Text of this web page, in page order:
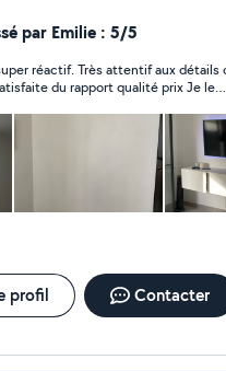
par Emilie : 5/5
réactif. Très attentif aux détails
du rapport qualité prix Je le
profil Contacter